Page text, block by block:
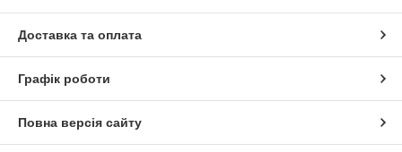
Доставка та оплата
Графік роботи
Повна версія сайту